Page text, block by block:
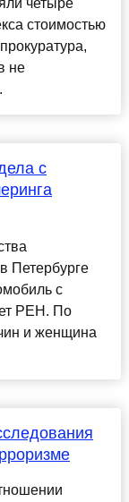
стоимостью
не
с
Петербурге
с
РЕН. По
и женщина